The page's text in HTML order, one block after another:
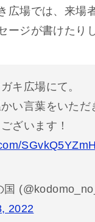
広場では、来場
ージが書けたり
キ広場にて。
い言葉をいただ
ざいます！
SGvkQ5YZmH
2022